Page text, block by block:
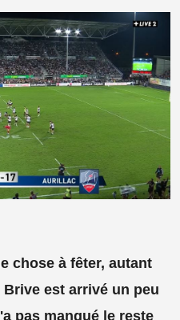
chose à fêter, autant
est arrivé un peu
pas manqué le reste